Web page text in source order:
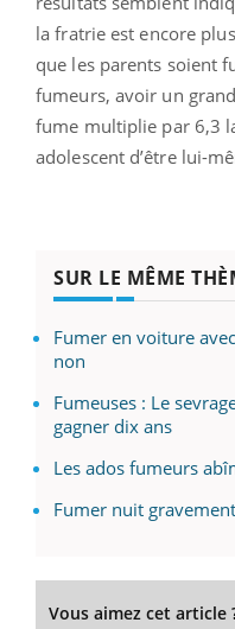
la fratrie est encore
que les parents soient
fumeurs, avoir un
fume multiplie par 6,3
adolescent d’être lui-
SUR LE MÊME
Fumer en voiture
non
Fumeuses : Le
gagner dix ans
Les ados fumeurs
Fumer nuit
Vous aimez cet article